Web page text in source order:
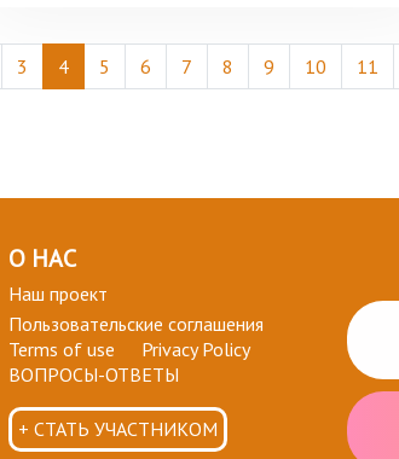
3 4 5 6 7 8 9 10 11
О НАС
Наш проект
Пользовательские соглашения
Terms of use
Privacy Policy
ВОПРОСЫ-ОТВЕТЫ
+ СТАТЬ УЧАСТНИКОМ